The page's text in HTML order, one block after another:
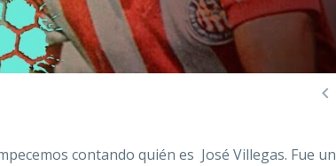

contando quién es José Villegas. Fue